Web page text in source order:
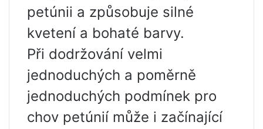
petúnii a způsobuje silné
kvetení a bohaté barvy.
Při dodržování velmi
jednoduchých a poměrně
jednoduchých podmínek pro
chov petúnií může i začínající